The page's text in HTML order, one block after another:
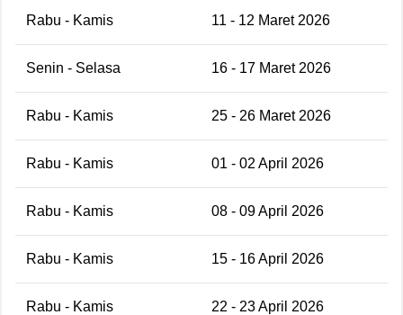
Rabu - Kamis 11 - 12 Maret 2026
Senin - Selasa 16 - 17 Maret 2026
Rabu - Kamis 25 - 26 Maret 2026
Rabu - Kamis 01 - 02 April 2026
Rabu - Kamis 08 - 09 April 2026
Rabu - Kamis 15 - 16 April 2026
Rabu - Kamis 22 - 23 April 2026